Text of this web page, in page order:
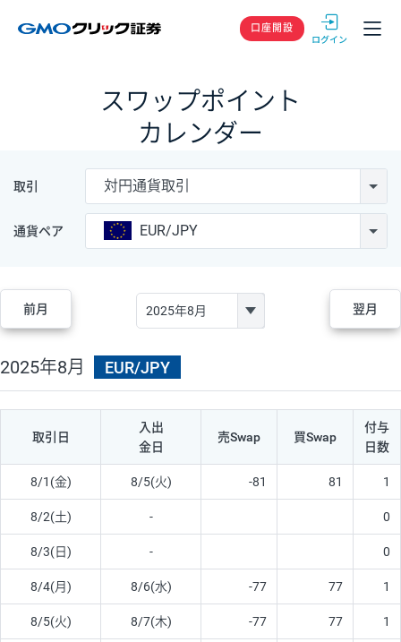
GMOクリック
口座開設
スワップポイント
カレンダー
取引 対円通貨取引
通貨ペア EUR/JPY
前月 翌月
2025年8月 EUR/JPY
取引日
入出
金日
売Swap 買Swap
付与
日数
8/1(金) 8/5(火) -81 81 1
8/2(土) - 0
8/3(日) - 0
8/4(月) 8/6(水) -77 77 1
8/5(火) 8/7(木) -77 77 1